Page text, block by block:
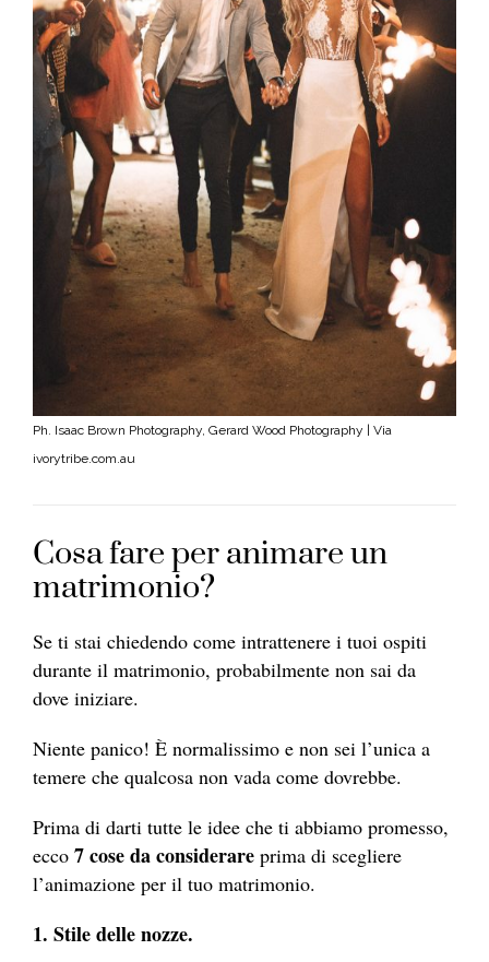
Ph. Isaac Brown Photography, Gerard Wood Photography | Via
ivorytribe.com.au
Cosa fare per animare un
matrimonio?
Se ti stai chiedendo come intrattenere i tuoi ospiti
durante il matrimonio, probabilmente non sai da
dove iniziare.
Niente panico! È normalissimo e non sei l’unica a
temere che qualcosa non vada come dovrebbe.
Prima di darti tutte le idee che ti abbiamo promesso,
ecco 7 cose da considerare prima di scegliere
l’animazione per il tuo matrimonio.
1. Stile delle nozze.